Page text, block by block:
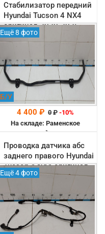
Стабилизатор передний
Hyundai Tucson 4 NX4
оригинал 2020-2025
(54810N7000)
Ещё 8 фото
Б/У
4 400 ₽ 0 ₽ -10%
На складе: Раменское
-->
Проводка датчика абс
заднего правого Hyundai
Tucson 4 NX4 оригинал
2020-2025
(59796N9050)
Ещё 4 фото